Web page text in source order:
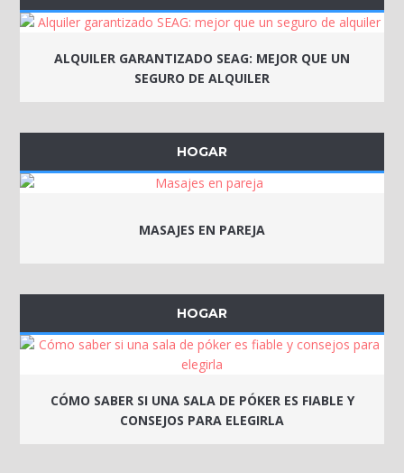
ALQUILER GARANTIZADO SEAG: MEJOR QUE UN
SEGURO DE ALQUILER
HOGAR
MASAJES EN PAREJA
HOGAR
CÓMO SABER SI UNA SALA DE PÓKER ES FIABLE Y
CONSEJOS PARA ELEGIRLA